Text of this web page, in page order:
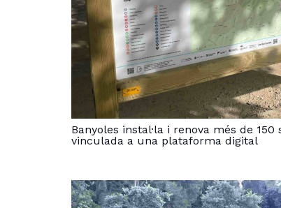
Banyoles instal·la i renova més de
vinculada a una plataforma digital